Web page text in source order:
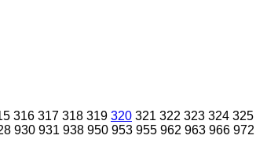
316 317 318 319 320 321 322 323 324 325
930 931 938 950 953 955 962 963 966 972